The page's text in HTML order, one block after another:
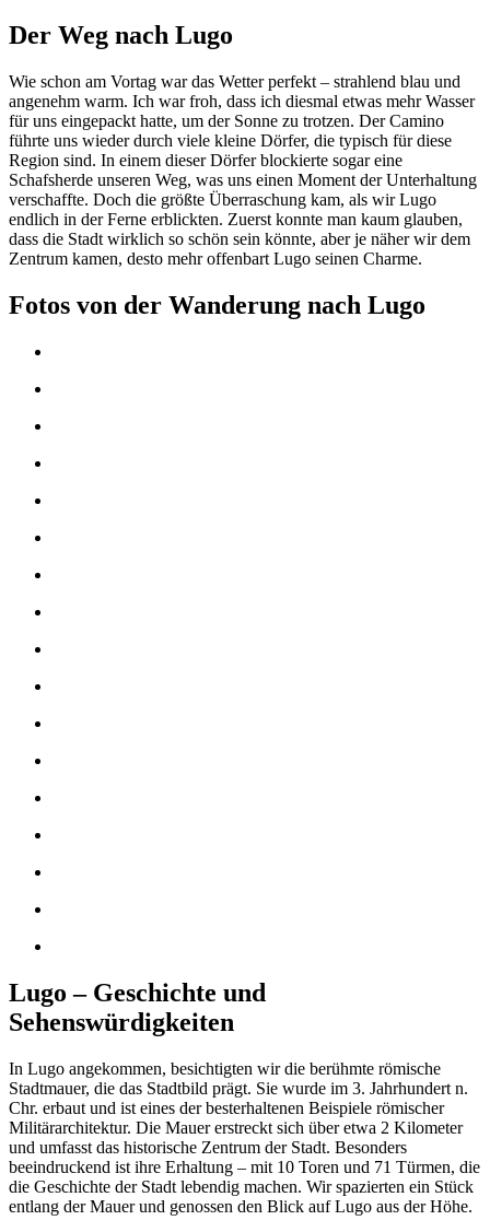
Der Weg nach Lugo
Wie schon am Vortag war das Wetter perfekt – strahlend blau und
angenehm warm. Ich war froh, dass ich diesmal etwas mehr Wasser
für uns eingepackt hatte, um der Sonne zu trotzen. Der Camino
führte uns wieder durch viele kleine Dörfer, die typisch für diese
Region sind. In einem dieser Dörfer blockierte sogar eine
Schafsherde unseren Weg, was uns einen Moment der Unterhaltung
verschaffte. Doch die größte Überraschung kam, als wir Lugo
endlich in der Ferne erblickten. Zuerst konnte man kaum glauben,
dass die Stadt wirklich so schön sein könnte, aber je näher wir dem
Zentrum kamen, desto mehr offenbart Lugo seinen Charme.
Fotos von der Wanderung nach Lugo
Lugo – Geschichte und
Sehenswürdigkeiten
In Lugo angekommen, besichtigten wir die berühmte römische
Stadtmauer, die das Stadtbild prägt. Sie wurde im 3. Jahrhundert n.
Chr. erbaut und ist eines der besterhaltenen Beispiele römischer
Militärarchitektur. Die Mauer erstreckt sich über etwa 2 Kilometer
und umfasst das historische Zentrum der Stadt. Besonders
beeindruckend ist ihre Erhaltung – mit 10 Toren und 71 Türmen, die
die Geschichte der Stadt lebendig machen. Wir spazierten ein Stück
entlang der Mauer und genossen den Blick auf Lugo aus der Höhe.